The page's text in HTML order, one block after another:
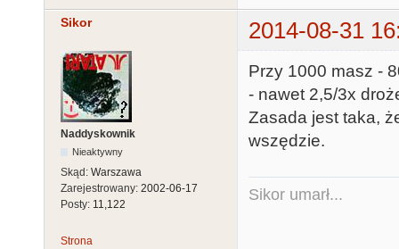
Sikor 2014-08-31
Naddyskownik
Nieaktywny
Skąd: Warszawa
Zarejestrowany: 2002-06-17
Posty: 11,122
Przy 1000 masz -
- nawet 2,5/3x
Zasada jest taka,
wszędzie.
Sikor umarł...
Strona